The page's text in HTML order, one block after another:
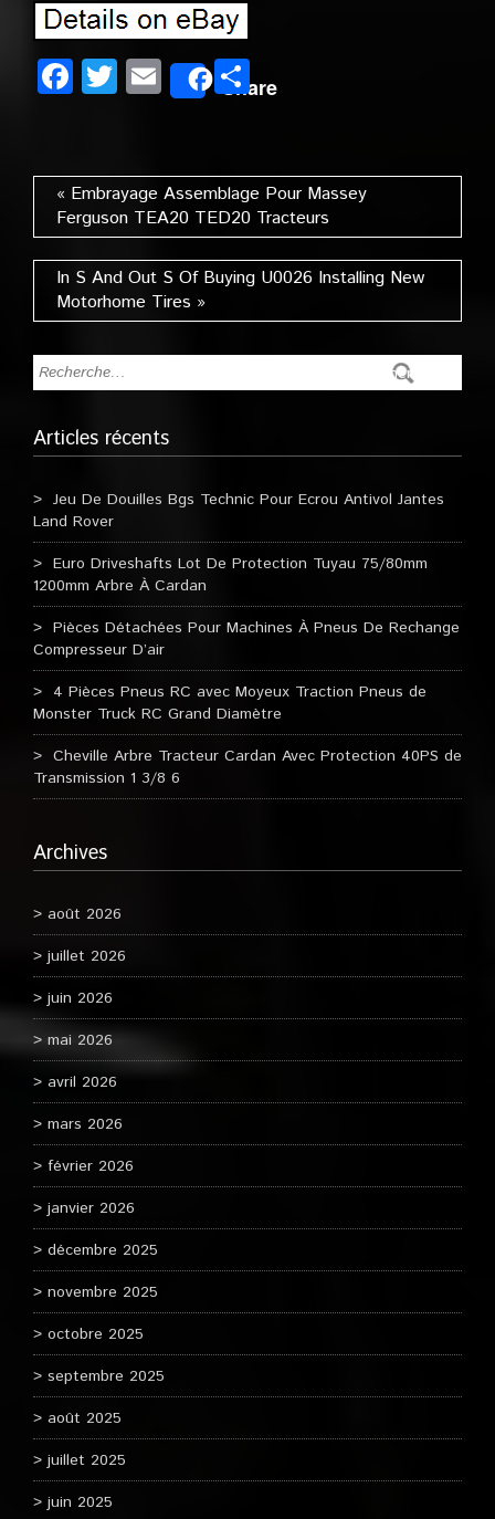
Facebook
Twitter
EmailSharePartager
« Embrayage Assemblage Pour Massey
Ferguson TEA20 TED20 Tracteurs
In S And Out S Of Buying U0026 Installing New
Motorhome Tires »
Articles récents
Jeu De Douilles Bgs Technic Pour Ecrou Antivol Jantes
Land Rover
Euro Driveshafts Lot De Protection Tuyau 75/80mm
1200mm Arbre À Cardan
Pièces Détachées Pour Machines À Pneus De Rechange
Compresseur D’air
4 Pièces Pneus RC avec Moyeux Traction Pneus de
Monster Truck RC Grand Diamètre
Cheville Arbre Tracteur Cardan Avec Protection 40PS de
Transmission 1 3/8 6
Archives
août 2026
juillet 2026
juin 2026
mai 2026
avril 2026
mars 2026
février 2026
janvier 2026
décembre 2025
novembre 2025
octobre 2025
septembre 2025
août 2025
juillet 2025
juin 2025